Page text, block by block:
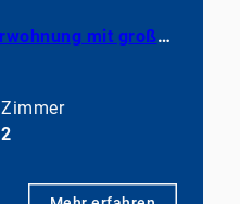
Immergrün - 2 Zimmerwohnung mit großem Balkon, EBK und Duschbad
Zimmer
2